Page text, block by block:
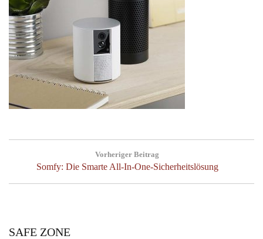
Vorheriger Beitrag
Previous
Somfy: Die Smarte All-In-One-Sicherheitslösung
SAFE ZONE